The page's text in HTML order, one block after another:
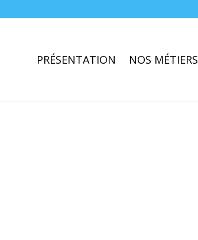
PRÉSENTATION NOS MÉTIERS